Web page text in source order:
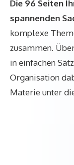
Die 96 Seiten
spannenden
komplexe
zusammen.
in einfachen
Organisation
Materie unter